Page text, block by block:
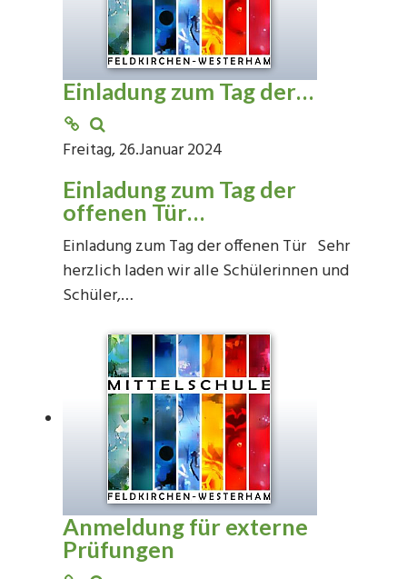
Einladung zum Tag der…
Freitag, 26.Januar 2024
Einladung zum Tag der
offenen Tür…
Einladung zum Tag der offenen Tür Sehr
herzlich laden wir alle Schülerinnen und
Schüler,…
Anmeldung für externe
Prüfungen